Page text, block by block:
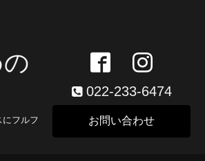
フルフ
022-233-6474
お問い合わせ